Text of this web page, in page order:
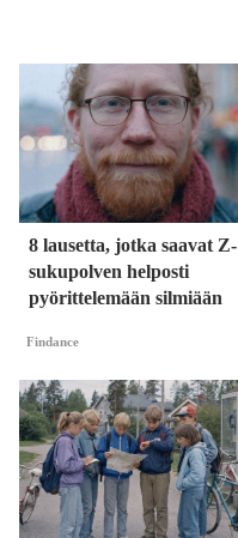
8 lausetta, jotka saavat Z-
sukupolven helposti
pyörittelemään silmiään
Findance